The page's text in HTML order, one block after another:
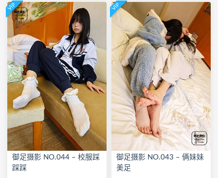
VIP
御足摄影 NO.044 – 校服踩
踩踩
VIP
御足摄影 NO.043 – 俩妹妹
美足